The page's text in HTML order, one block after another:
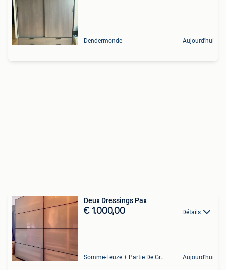
Dendermonde Aujourd'hui
Deux Dressings Pax
€ 1.000,00 Détails
Somme-Leuze + Partie De Grandhan Et De Maffe Aujourd'hui